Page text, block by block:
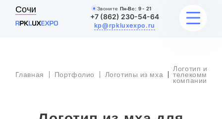
Сочи Звоните Пн-Вс: 9 - 21
+7 (862) 230-54-64
kp@rpkluxexpo.ru
УСЛУГИ
Главная Портфолио Логотипы из мха
Логотип из
компании